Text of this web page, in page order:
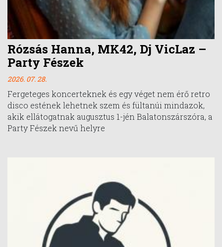
Rózsás Hanna, MK42, Dj VicLaz –
Party Fészek
2026. 07. 28.
Fergeteges koncerteknek és egy véget nem érő retro
disco estének lehetnek szem és fültanúi mindazok,
akik ellátogatnak augusztus 1-jén Balatonszárszóra, a
Party Fészek nevű helyre